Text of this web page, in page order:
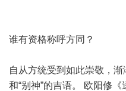
谁有资格称呼方同？
自从方统受到如此崇敬，渐
和“别神”的吉语。 欧阳修